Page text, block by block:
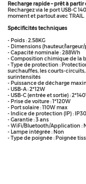
Recharge rapide – prêt à partir
Rechargez via le port USB-C
moment et partout avec TRAIL.
Spécificités techniques
- Poids : 2.58KG
- Dimensions (hauteur/largeur/
- Capacité nominale : 288Wh
- Composition chimique de la
- Type de protection :
surchauffes, les courts-
surintensités
- Puissance de décharge
- USB-A : 2*12W
- USB-C (entrée et sortie) :
- Prise de voiture : 1*120W
- Port solaire : 110W max
- Indice de protection (IP) : IP30
- Garantie : 3 ans
- WiFi/Bluetooth/Application :
- Lampe intégrée : Non
- Type de poignée : Poignée